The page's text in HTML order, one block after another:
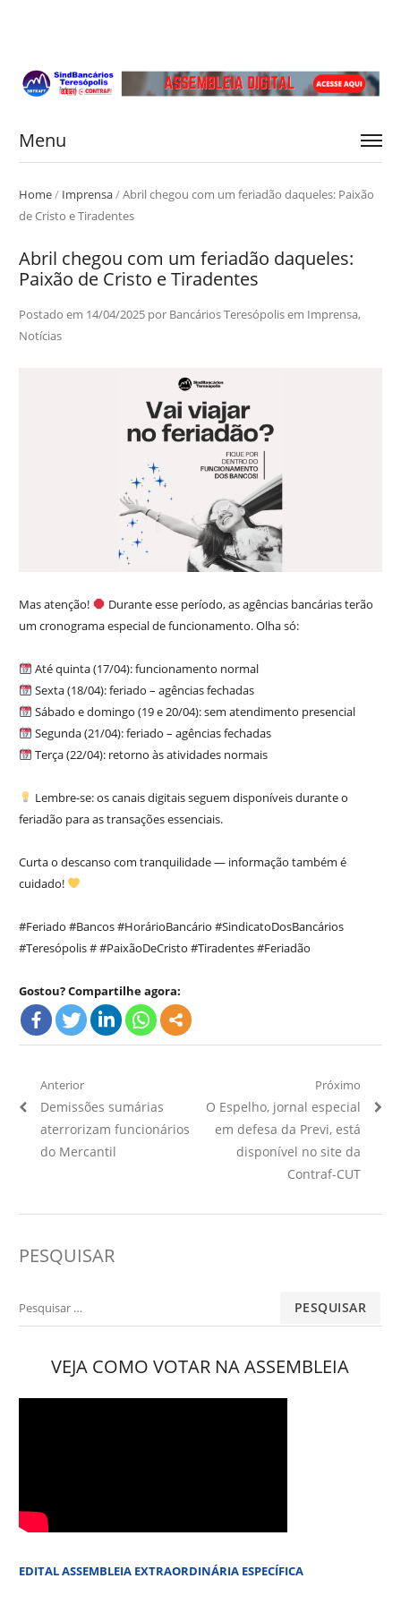
Menu
Home/ Imprensa/Abril chegou com um feriadão daqueles: Paixão
de Cristo e Tiradentes
Abril chegou com um feriadão daqueles:
Paixão de Cristo e Tiradentes
Postado em 14/04/2025por Bancários Teresópolisem Imprensa,
Notícias
Mas atenção!
Durante esse período, as agências bancárias terão
um cronograma especial de funcionamento. Olha só:
Até quinta (17/04): funcionamento normal
Sexta (18/04): feriado – agências fechadas
Sábado e domingo (19 e 20/04): sem atendimento presencial
Segunda (21/04): feriado – agências fechadas
Terça (22/04): retorno às atividades normais
Lembre-se: os canais digitais seguem disponíveis durante o
feriadão para as transações essenciais.
Curta o descanso com tranquilidade — informação também é
cuidado!
#Feriado #Bancos #HorárioBancário #SindicatoDosBancários
#Teresópolis # #PaixãoDeCristo #Tiradentes #Feriadão
Gostou? Compartilhe agora:
Navegação
de
Post
Anterior
Artigo
Anterior:
Demissões sumárias
aterrorizam funcionários
do Mercantil
Próximo
Próximo
Artigo:
O Espelho, jornal especial
em defesa da Previ, está
disponível no site da
Contraf-CUT
PESQUISAR
Pesquisar
VEJA COMO VOTAR NA ASSEMBLEIA
EDITAL ASSEMBLEIA EXTRAORDINÁRIA ESPECÍFICA